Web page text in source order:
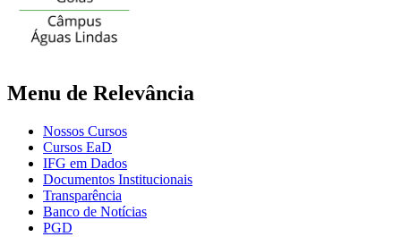
Menu de Relevância
Nossos Cursos
Cursos EaD
IFG em Dados
Documentos Institucionais
Transparência
Banco de Notícias
PGD